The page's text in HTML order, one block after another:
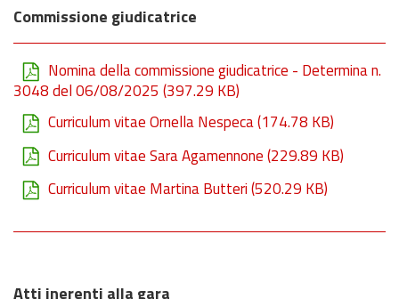
Commissione giudicatrice
Nomina della commissione giudicatrice - Determina n.
3048 del 06/08/2025 (397.29 KB)
Curriculum vitae Ornella Nespeca(174.78 KB)
Curriculum vitae Sara Agamennone(229.89 KB)
Curriculum vitae Martina Butteri(520.29 KB)
Atti inerenti alla gara